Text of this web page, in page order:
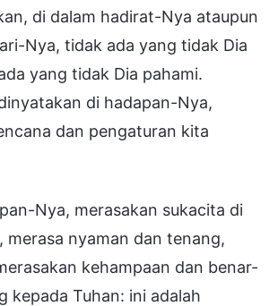
di dalam hadirat-Nya ataupun
Nya, tidak ada yang tidak Dia
yang tidak Dia pahami.
di hadapan-Nya,
dan pengaturan kita
Nya, merasakan sukacita di
merasa nyaman dan tenang,
kehampaan dan benar-
kepada Tuhan: ini adalah